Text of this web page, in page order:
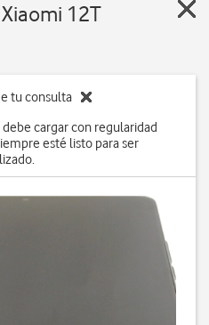
12T
tu consulta
cargar con regularidad
esté listo para ser